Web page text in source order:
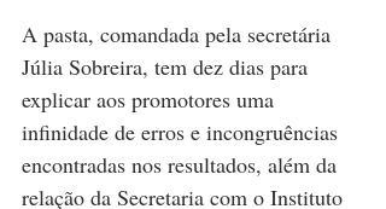
A pasta, comandada pela secretária
Júlia Sobreira, tem dez dias para
explicar aos promotores uma
infinidade de erros e incongruências
encontradas nos resultados, além da
relação da Secretaria com o Instituto